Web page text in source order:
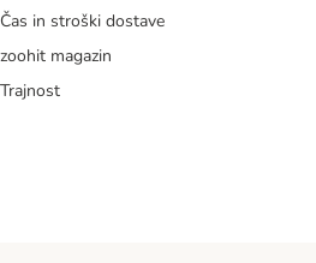
Čas in stroški dostave
zoohit magazin
Trajnost